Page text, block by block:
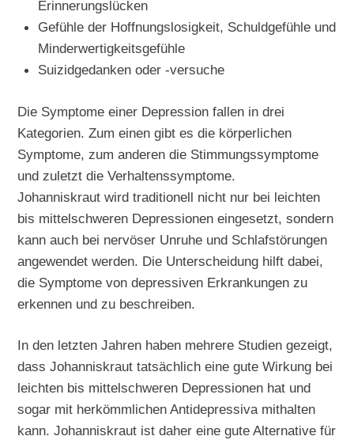
Erinnerungslücken
Gefühle der Hoffnungslosigkeit, Schuldgefühle und
Minderwertigkeitsgefühle
Suizidgedanken oder -versuche
Die Symptome einer Depression fallen in drei
Kategorien. Zum einen gibt es die körperlichen
Symptome, zum anderen die Stimmungssymptome
und zuletzt die Verhaltenssymptome.
Johanniskraut wird traditionell nicht nur bei leichten
bis mittelschweren Depressionen eingesetzt, sondern
kann auch bei nervöser Unruhe und Schlafstörungen
angewendet werden. Die Unterscheidung hilft dabei,
die Symptome von depressiven Erkrankungen zu
erkennen und zu beschreiben.
In den letzten Jahren haben mehrere Studien gezeigt,
dass Johanniskraut tatsächlich eine gute Wirkung bei
leichten bis mittelschweren Depressionen hat und
sogar mit herkömmlichen Antidepressiva mithalten
kann. Johanniskraut ist daher eine gute Alternative für